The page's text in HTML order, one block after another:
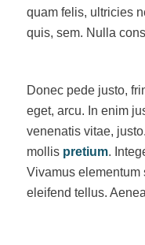
quam felis, ultricies
quis, sem. Nulla
Donec pede justo,
eget, arcu. In enim
venenatis vitae,
mollis pretium.
Vivamus elementum
eleifend tellus.